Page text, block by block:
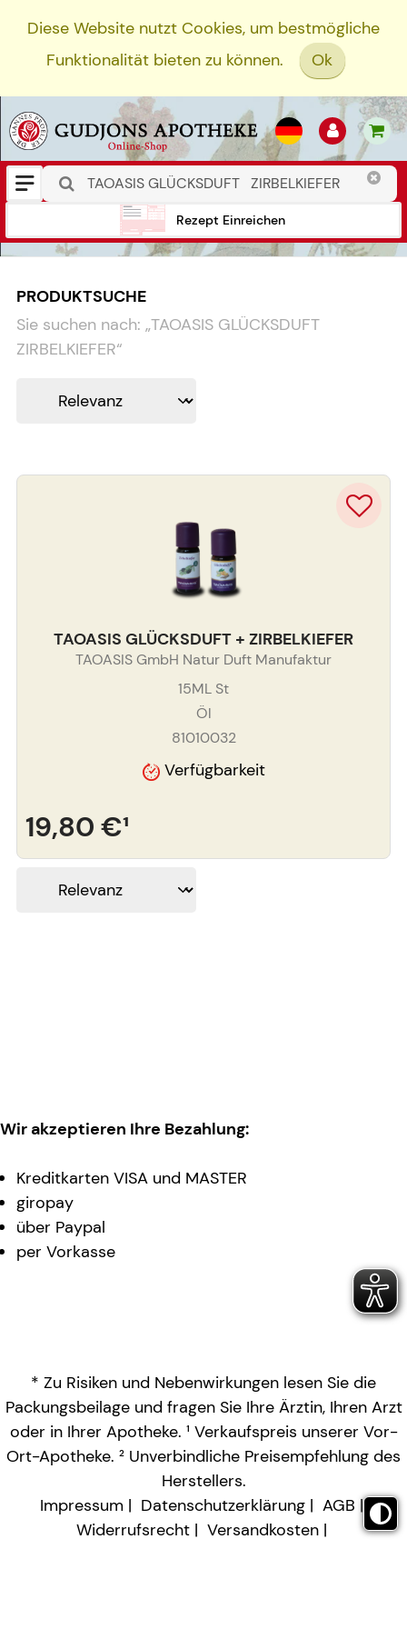
Diese Website nutzt Cookies, um bestmögliche
Funktionalität bieten zu können.
Ok
Rezept Einreichen
PRODUKTSUCHE
Sie suchen nach: „TAOASIS GLÜCKSDUFT
ZIRBELKIEFER“
TAOASIS GLÜCKSDUFT + ZIRBELKIEFER
TAOASIS GmbH Natur Duft Manufaktur
15ML St
Öl
81010032
Verfügbarkeit
19,80 €¹
Wir akzeptieren Ihre Bezahlung:
Kreditkarten VISA und MASTER
giropay
über Paypal
per Vorkasse
* Zu Risiken und Nebenwirkungen lesen Sie die
Packungsbeilage und fragen Sie Ihre Ärztin, Ihren Arzt
oder in Ihrer Apotheke. ¹ Verkaufspreis unserer Vor-
Ort-Apotheke. ² Unverbindliche Preisempfehlung des
Herstellers.
Impressum
Datenschutzerklärung
AGB
Widerrufsrecht
Versandkosten